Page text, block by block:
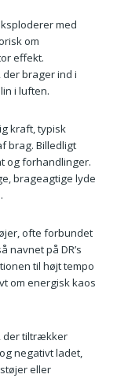
med
om
effekt.
brager ind i
i luften.
kraft, typisk
brag. Billedligt
og forhandlinger.
brageagtige lyde
ofte forbundet
navnet på DR’s
til højt tempo
om energisk kaos
der tiltrækker
negativt ladet,
eller